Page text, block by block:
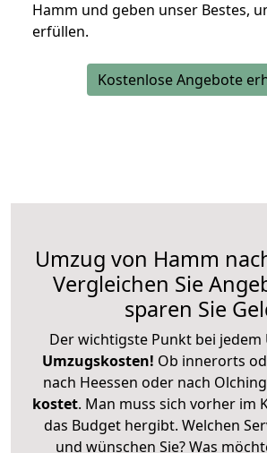
Hamm und geben unser Bestes,
erfüllen.
Kostenlose Angebote
Umzug von Hamm
Vergleichen Sie
sparen Sie
Der wichtigste Punkt bei jedem
Umzugskosten! Ob innerorts
nach Heessen oder nach
kostet. Man muss sich vorher im
das Budget hergibt. Welchen
und wünschen Sie? Was